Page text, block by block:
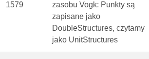
1579
zasobu Vogk: Punkty są
zapisane jako
DoubleStructures, czytamy
jako UnitStructures